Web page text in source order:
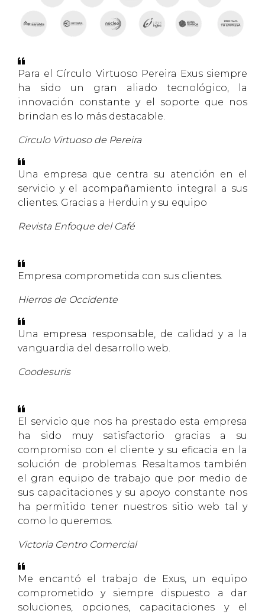
Para el Círculo Virtuoso Pereira Exus siempre
ha sido un gran aliado tecnológico, la
innovación constante y el soporte que nos
brindan es lo más destacable.
Circulo Virtuoso de Pereira
Una empresa que centra su atención en el
servicio y el acompañamiento integral a sus
clientes. Gracias a Herduin y su equipo
Revista Enfoque del Café
Empresa comprometida con sus clientes.
Hierros de Occidente
Una empresa responsable, de calidad y a la
vanguardia del desarrollo web.
Coodesuris
El servicio que nos ha prestado esta empresa
ha sido muy satisfactorio gracias a su
compromiso con el cliente y su eficacia en la
solución de problemas. Resaltamos también
el gran equipo de trabajo que por medio de
sus capacitaciones y su apoyo constante nos
ha permitido tener nuestros sitio web tal y
como lo queremos.
Victoria Centro Comercial
Me encantó el trabajo de Exus, un equipo
comprometido y siempre dispuesto a dar
soluciones, opciones, capacitaciones y el